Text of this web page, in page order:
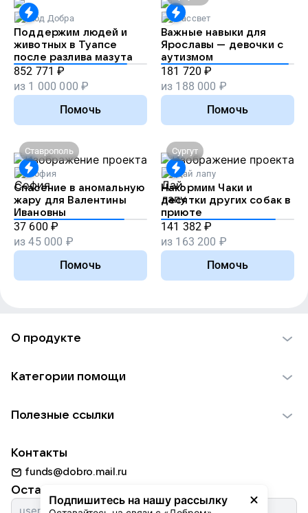
Код Добра
Поддержим людей и
животных в Туапсе
после разлива мазута
852 771 ₽
из 1 000 000 ₽
Помочь
Рассвет
Важные навыки для
Ярославы — девочки с
аутизмом
181 720 ₽
из 188 000 ₽
Помочь
Ставрополь
София
Спасение в аномальную
жару для Валентины
Ивановны
37 600 ₽
из45 000 ₽
Помочь
Сургут
Дай лапу
Накормим Чаки и
десятки других собак в
приюте
141 382 ₽
из 163 200 ₽
Помочь
Подпишитесь на нашу рассылку
О продукте
Использование материалов
Для НКО
Партнерам
Категории помощи
Пожилым
Животным
Природе
Полезные ссылки
Добрый день
Истории
Контакты
funds@dobro.mail.ru
Оставайтесь с нами